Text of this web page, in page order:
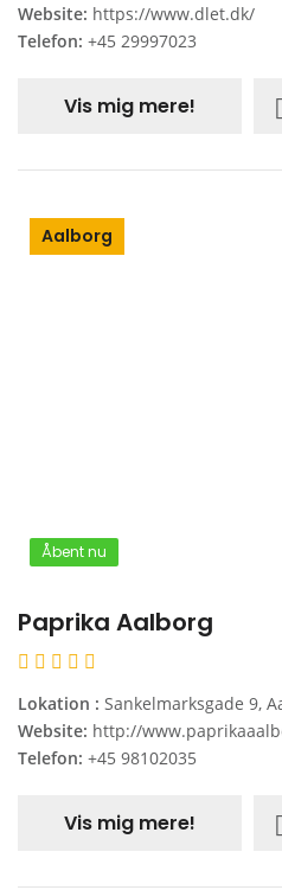
Website: https://www.dlet.dk/
Telefon: +45 29997023
Vis mig mere!
Aalborg
Åbent nu
Paprika Aalborg
Lokation : Sankelmarksgade 9,
Website: http://
Telefon: +45 98102035
Vis mig mere!